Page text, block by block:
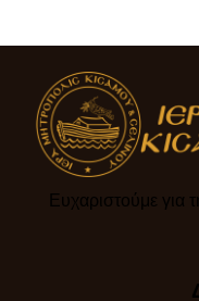
Ευχαριστούμε για